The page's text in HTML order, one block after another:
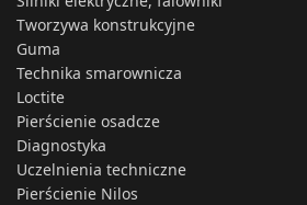
Tworzywa konstrukcyjne
Guma
Technika smarownicza
Loctite
Pierścienie osadcze
Diagnostyka
Uczelnienia techniczne
Pierścienie Nilos